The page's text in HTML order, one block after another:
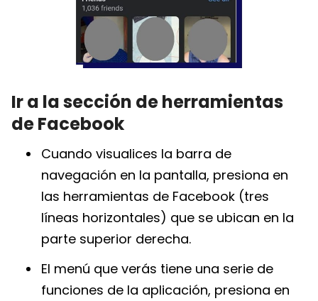
Ir a la sección de herramientas
de Facebook
Cuando visualices la barra de
navegación en la pantalla, presiona en
las herramientas de Facebook (tres
líneas horizontales) que se ubican en la
parte superior derecha.
El menú que verás tiene una serie de
funciones de la aplicación, presiona en